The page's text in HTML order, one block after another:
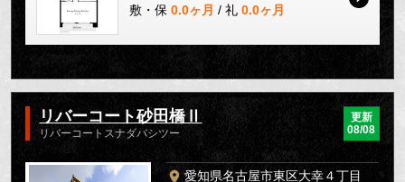
敷・保 0.0ヶ月 / 礼 0.0ヶ月
リバーコート砂田橋Ⅱ
リバーコートスナダバシツー
更新
08/08
愛知県名古屋市東区大幸４丁目